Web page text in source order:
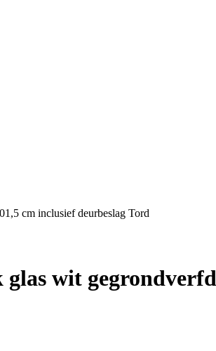
cm inclusief deurbeslag Tord
wit